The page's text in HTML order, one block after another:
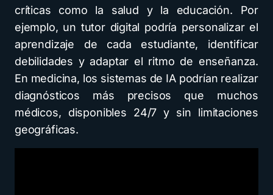
críticas como la salud y la educación. Por
ejemplo, un tutor digital podría personalizar el
aprendizaje de cada estudiante, identificar
debilidades y adaptar el ritmo de enseñanza.
En medicina, los sistemas de IA podrían realizar
diagnósticos más precisos que muchos
médicos, disponibles 24/7 y sin limitaciones
geográficas.